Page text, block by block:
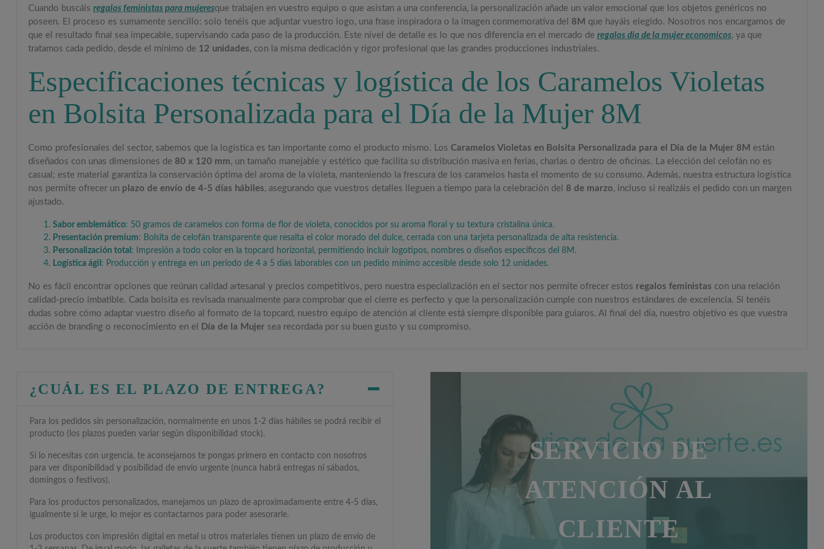
Cuando buscáis regalos feministas para mujeresque trabajen en vuestro equipo o que asistan a una conferencia, la personalización añade un valor emocional que los objetos genéricos no
poseen. El proceso es sumamente sencillo: solo tenéis que adjuntar vuestro logo, una frase inspiradora o la imagen conmemorativa del 8M que hayáis elegido. Nosotros nos encargamos de
que el resultado final sea impecable, supervisando cada paso de la producción. Este nivel de detalle es lo que nos diferencia en el mercado de regalos dia de la mujer economicos, ya que
tratamos cada pedido, desde el mínimo de 12 unidades, con la misma dedicación y rigor profesional que las grandes producciones industriales.
Especificaciones técnicas y logística de los Caramelos Violetas
en Bolsita Personalizada para el Día de la Mujer 8M
Como profesionales del sector, sabemos que la logística es tan importante como el producto mismo. Los Caramelos Violetas en Bolsita Personalizada para el Día de la Mujer 8M están
diseñados con unas dimensiones de 80 x 120 mm, un tamaño manejable y estético que facilita su distribución masiva en ferias, charlas o dentro de oficinas. La elección del celofán no es
casual; este material garantiza la conservación óptima del aroma de la violeta, manteniendo la frescura de los caramelos hasta el momento de su consumo. Además, nuestra estructura logística
nos permite ofrecer un plazo de envío de 4-5 días hábiles, asegurando que vuestros detalles lleguen a tiempo para la celebración del 8 de marzo, incluso si realizáis el pedido con un margen
ajustado.
Sabor emblemático: 50 gramos de caramelos con forma de flor de violeta, conocidos por su aroma floral y su textura cristalina única.
Presentación premium: Bolsita de celofán transparente que resalta el color morado del dulce, cerrada con una tarjeta personalizada de alta resistencia.
Personalización total : Impresión a todo color en la topcard horizontal, permitiendo incluir logotipos, nombres o diseños específicos del 8M.
Logística ágil : Producción y entrega en un periodo de 4 a 5 días laborables con un pedido mínimo accesible desde solo 12 unidades.
No es fácil encontrar opciones que reúnan calidad artesanal y precios competitivos, pero nuestra especialización en el sector nos permite ofrecer estos regalos feministas con una relación
calidad-precio imbatible. Cada bolsita es revisada manualmente para comprobar que el cierre es perfecto y que la personalización cumple con nuestros estándares de excelencia. Si tenéis
dudas sobre cómo adaptar vuestro diseño al formato de la topcard, nuestro equipo de atención al cliente está siempre disponible para guiaros. Al final del día, nuestro objetivo es que vuestra
acción de branding o reconocimiento en el
Día de la Mujersea recordada por su buen gusto y su compromiso.
¿CUÁL ES EL PLAZO DE ENTREGA?
Para los pedidos sin personalización, normalmente en unos 1-2 días hábiles se podrá recibir el
producto (los plazos pueden variar según disponibilidad stock).
Si lo necesitas con urgencia, te aconsejamos te pongas primero en contacto con nosotros
para ver disponibilidad y posibilidad de envío urgente (nunca habrá entregas ni sábados,
domingos o festivos).
Para los productos personalizados, manejamos un plazo de aproximadamente entre 4-5 días,
igualmente si le urge, lo mejor es contactarnos para poder asesorarle.
Los productos con impresión digital en metal u otros materiales tienen un plazo de envío de
SERVICIO DE
ATENCIÓN AL
CLIENTE